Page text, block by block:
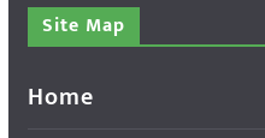
Site Map
Home